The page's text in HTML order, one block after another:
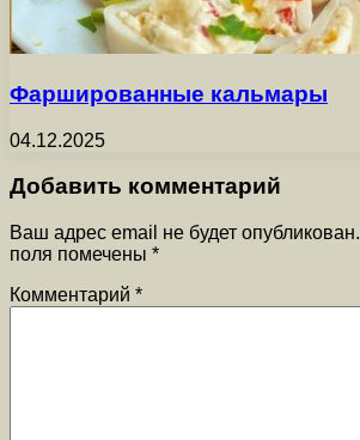
Фаршированные кальмары
04.12.2025
Добавить комментарий
Ваш адрес email не будет опубликован.
поля помечены *
Комментарий *